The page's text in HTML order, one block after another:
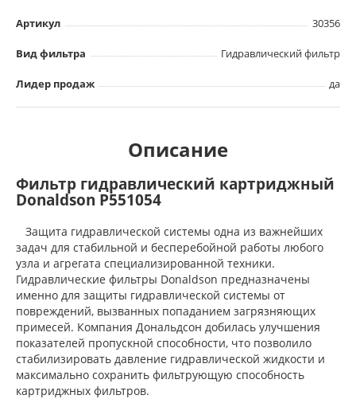
Артикул 30356
Вид фильтра Гидравлический фильтр
Лидер продаж да
Описание
Фильтр гидравлический картриджный
Donaldson P551054
Защита гидравлической системы одна из важнейших
задач для стабильной и бесперебойной работы любого
узла и агрегата специализированной техники.
Гидравлические фильтры Donaldson предназначены
именно для защиты гидравлической системы от
повреждений, вызванных попаданием загрязняющих
примесей. Компания Дональдсон добилась улучшения
показателей пропускной способности, что позволило
стабилизировать давление гидравлической жидкости и
максимально сохранить фильтрующую способность
картриджных фильтров.